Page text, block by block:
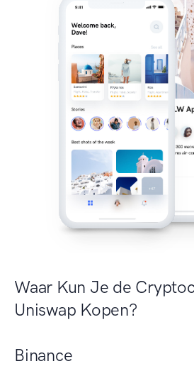
Waar Kun Je de
Uniswap Kopen?
Binance